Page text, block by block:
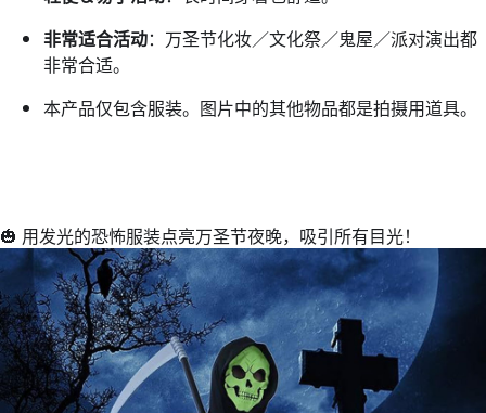
非常适合活动：万圣节化妆／文化祭／鬼屋／派对演出都
非常合适。
本产品仅包含服装。图片中的其他物品都是拍摄用道具。
🎃 用发光的恐怖服装点亮万圣节夜晚，吸引所有目光！